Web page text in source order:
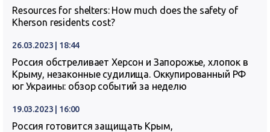
Resources for shelters: How much does the safety of
Kherson residents cost?
26.03.2023 | 18:44
Россия обстреливает Херсон и Запорожье, хлопок в
Крыму, незаконные судилища. Оккупированный РФ
юг Украины: обзор событий за неделю
19.03.2023 | 16:00
Россия готовится защищать Крым,